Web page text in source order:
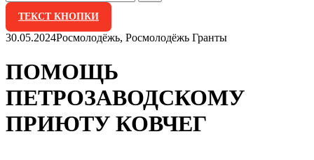
ТЕКСТ КНОПКИ
30.05.2024Росмолодёжь, Росмолодёжь Гранты
ПОМОЩЬ
ПЕТРОЗАВОДСКОМУ
ПРИЮТУ КОВЧЕГ